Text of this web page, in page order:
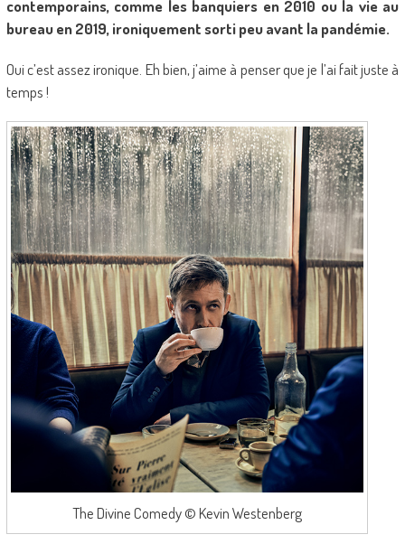
contemporains, comme les banquiers en 2010 ou la vie au
bureau en 2019, ironiquement sorti peu avant la pandémie.
Oui c’est assez ironique. Eh bien, j’aime à penser que je l’ai fait juste à
temps !
The Divine Comedy © Kevin Westenberg